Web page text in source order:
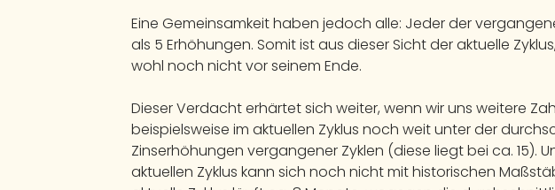
Eine Gemeinsamkeit haben jedoch alle: Jeder der
als 5 Erhöhungen. Somit ist aus dieser Sicht der aktuelle
wohl noch nicht vor seinem Ende.
Dieser Verdacht erhärtet sich weiter, wenn wir uns weitere
beispielsweise im aktuellen Zyklus noch weit unter der
Zinserhöhungen vergangener Zyklen (diese liegt bei ca. 15).
aktuellen Zyklus kann sich noch nicht mit historischen